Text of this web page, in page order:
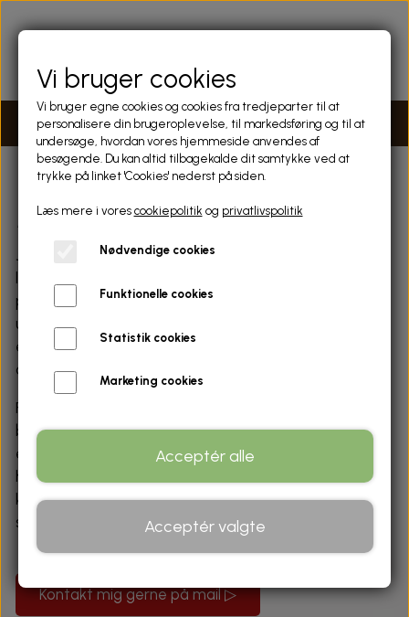
Malerier
Jeg arbejder med maleri i både olie og akryl, ofte på
på collager, som danner udgangspunkt for nye lag og
udtryk. Mine værker opstår i en fri og
eksperimenterende proces, hvor forskellige teknikker
og materialer får lov til at mødes.
Farverne spiller en central rolle i mine malerier – jeg
bruger dem generøst og sanseligt, så de skaber liv,
energi og stemning. Lag på lag vokser billederne frem,
hvor spor af det underliggende giver dybde og
karakter, og hvor det intuitive og det bearbejdede
smelter sammen i et levende udtryk.
Kontakt mig gerne på mail ▷
Vi bruger cookies
Vi bruger egne cookies og cookies fra tredjeparter til at
personalisere din brugeroplevelse, til markedsføring og til at
undersøge, hvordan vores hjemmeside anvendes af
besøgende. Du kan altid tilbagekalde dit samtykke ved at
trykke på linket 'Cookies' nederst på siden.
Læs mere i vores cookiepolitik og privatlivspolitik
Nødvendige cookies
Funktionelle cookies
Statistik cookies
Marketing cookies
Acceptér alle
Acceptér valgte